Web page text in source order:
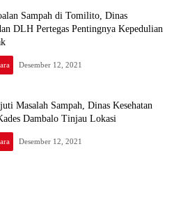
Sampah di Tomilito, Dinas
DLH Pertegas Pentingnya Kepedulian
Desember 12, 2021
Masalah Sampah, Dinas Kesehatan
Dambalo Tinjau Lokasi
Desember 12, 2021